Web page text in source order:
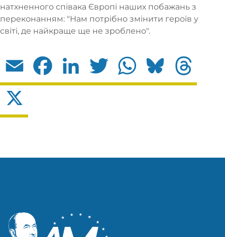
натхненного співака Європі наших побажань з
переконанням: "Нам потрібно змінити героїв у
світі, де найкраще ще не зроблено".
Email Facebook LinkedIn Twitter WhatsApp Bluesky